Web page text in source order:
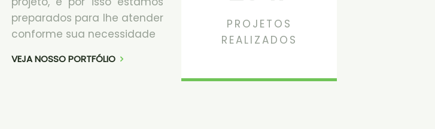
preparados para lhe atender
conforme sua necessidade
VEJA NOSSO PORTFÓLIO
PROJETOS
REALIZADOS